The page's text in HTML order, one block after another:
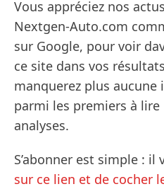
Vous appréciez nos
Nextgen-Auto.com
sur Google, pour voir
ce site dans vos
manquerez plus
parmi les premiers à
analyses.
S’abonner est simple : il
sur ce lien et de cocher